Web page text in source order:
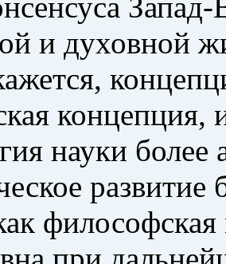
и духовной
концепция,
науки более